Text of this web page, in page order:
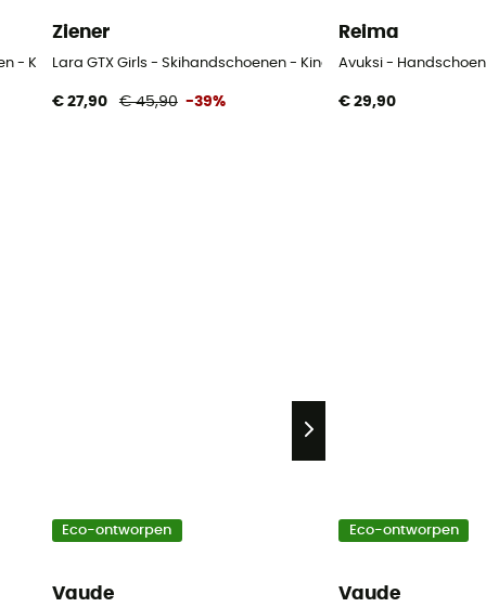
- Kinderen
Ziener
Lara GTX Girls - Skihandschoenen - Kinderen
€ 27,90 € 45,90 -39%
Reima
Avuksi -
€ 29,90
Eco-ontworpen
Vaude
Eco-ontworpen
Vaude